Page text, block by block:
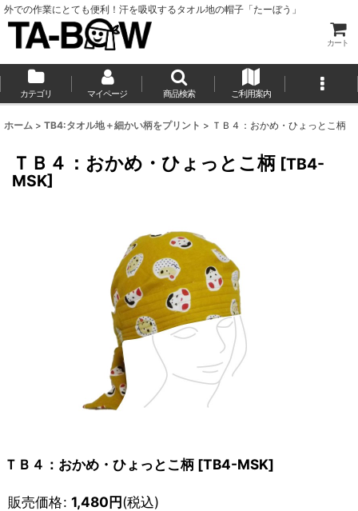
外での作業にとても便利！汗を吸収するタオル地の帽子「たーぼう」
カート
カテゴリ マイページ 商品検索 ご利用案内
ホーム > TB4:タオル地＋細かい柄をプリント > ＴＢ４：おかめ・ひょっとこ柄
ＴＢ４：おかめ・ひょっとこ柄 [TB4-
MSK]
ＴＢ４：おかめ・ひょっとこ柄 [TB4-MSK]
販売価格: 1,480円(税込)